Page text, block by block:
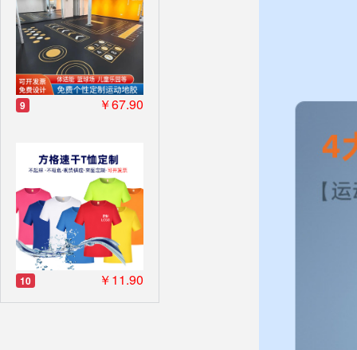
9 ￥67.90
10 ￥11.90